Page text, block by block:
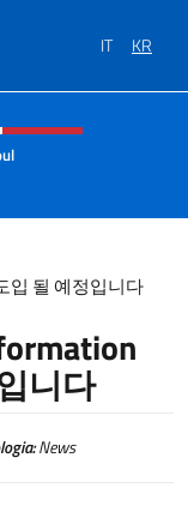
IT KR
e menù
입 될 예정입니다
니다
News